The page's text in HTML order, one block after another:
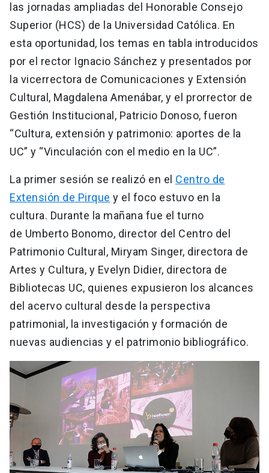
las jornadas ampliadas del Honorable Consejo
Superior (HCS) de la Universidad Católica. En
esta oportunidad, los temas en tabla introducidos
por el rector Ignacio Sánchez y presentados por
la vicerrectora de Comunicaciones y Extensión
Cultural, Magdalena Amenábar, y el prorrector de
Gestión Institucional, Patricio Donoso, fueron
“Cultura, extensión y patrimonio: aportes de la
UC” y “Vinculación con el medio en la UC”.
La primer sesión se realizó en el Centro de
Extensión de Pirque y el foco estuvo en la
cultura. Durante la mañana fue el turno
de Umberto Bonomo, director del Centro del
Patrimonio Cultural, Miryam Singer, directora de
Artes y Cultura, y Evelyn Didier, directora de
Bibliotecas UC, quienes expusieron los alcances
del acervo cultural desde la perspectiva
patrimonial, la investigación y formación de
nuevas audiencias y el patrimonio bibliográfico.